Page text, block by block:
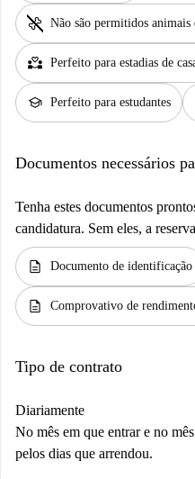
pet_supplies Não são permitidos animais
partner_heart Perfeito para estadias de
school Perfeito para estudantes
Documentos necessários
Tenha estes documentos
candidatura. Sem eles, a
description Documento de identificação
description Comprovativo de
Tipo de contrato
Diariamente
No mês em que entrar e no
pelos dias que arrendou.